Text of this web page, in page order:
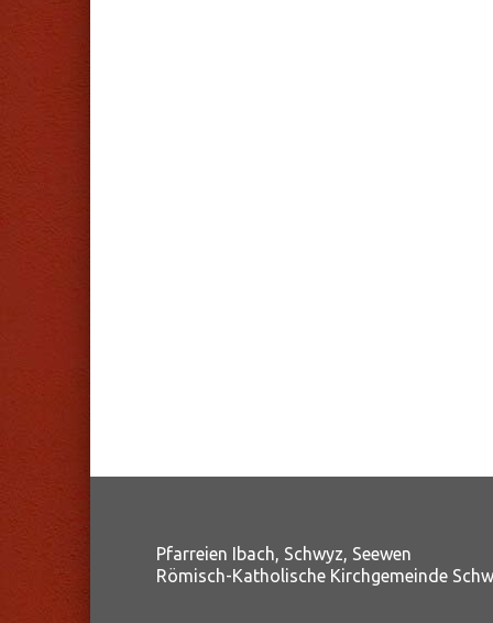
Pfarreien Ibach, Schwyz, Seewen
Römisch-Katholische Kirchgemeinde